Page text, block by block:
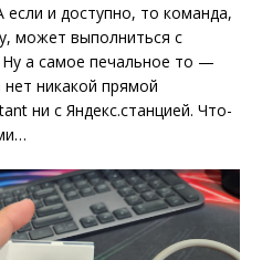
если и доступно, то команда,
может выполниться с
а самое печальное то —
никакой прямой
ни с Яндекс.станцией. Что-